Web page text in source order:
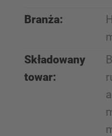
Branża:
Składowany
towar: